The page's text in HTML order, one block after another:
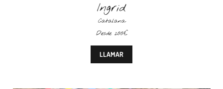
Ingrid
Catalana
Desde 200€
LLAMAR